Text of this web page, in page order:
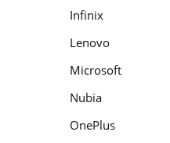
Infinix
Lenovo
Microsoft
Nubia
OnePlus